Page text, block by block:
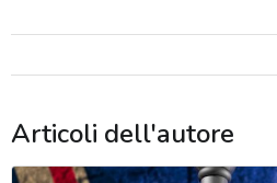
Articoli dell'autore